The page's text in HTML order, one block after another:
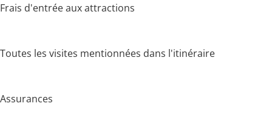
Frais d'entrée aux attractions
Toutes les visites mentionnées dans l'itinéraire
Assurances